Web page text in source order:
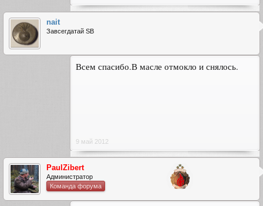
nait
Завсегдатай SB
Всем спасибо.В масле отмокло и снялось.
9 май 2012
PaulZibert
Администратор
Команда форума